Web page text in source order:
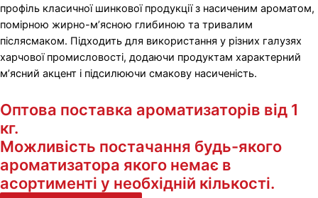
профіль класичної шинкової продукції з насиченим ароматом,
помірною жирно-м’ясною глибиною та тривалим
післясмаком. Підходить для використання у різних галузях
харчової промисловості, додаючи продуктам характерний
м’ясний акцент і підсилюючи смакову насиченість.
Оптова поставка ароматизаторів від 1
кг.
Можливість постачання будь-якого
ароматизатора якого немає в
асортименті у необхідній кількості.